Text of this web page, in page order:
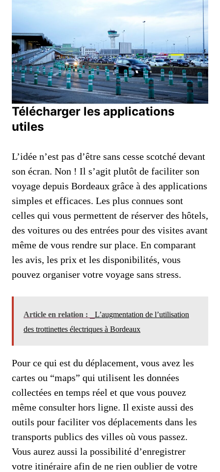
Télécharger les applications
utiles
L’idée n’est pas d’être sans cesse scotché devant
son écran. Non ! Il s’agit plutôt de faciliter son
voyage depuis Bordeaux grâce à des applications
simples et efficaces. Les plus connues sont
celles qui vous permettent de réserver des hôtels,
des voitures ou des entrées pour des visites avant
même de vous rendre sur place. En comparant
les avis, les prix et les disponibilités, vous
pouvez organiser votre voyage sans stress.
Article en relation :
L’augmentation de l’utilisation
des trottinettes électriques à Bordeaux
Pour ce qui est du déplacement, vous avez les
cartes ou “maps” qui utilisent les données
collectées en temps réel et que vous pouvez
même consulter hors ligne. Il existe aussi des
outils pour faciliter vos déplacements dans les
transports publics des villes où vous passez.
Vous aurez aussi la possibilité d’enregistrer
votre itinéraire afin de ne rien oublier de votre